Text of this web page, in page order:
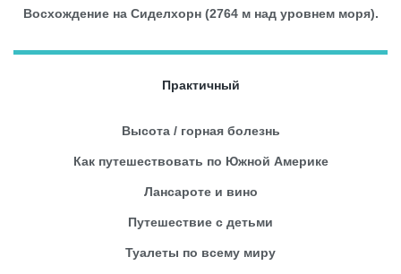
Восхождение на Сиделхорн (2764 м над уровнем моря).
Практичный
Высота / горная болезнь
Как путешествовать по Южной Америке
Лансароте и вино
Путешествие с детьми
Туалеты по всему миру